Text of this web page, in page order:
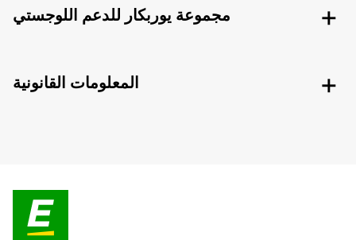
مجموعة يوربكار للدعم اللوجستي
المعلومات القانونية